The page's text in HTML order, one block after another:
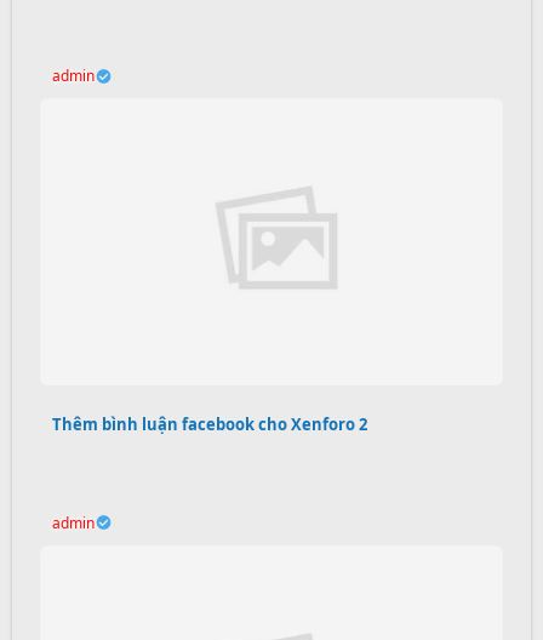
admin
Thêm bình luận facebook cho Xenforo 2
admin